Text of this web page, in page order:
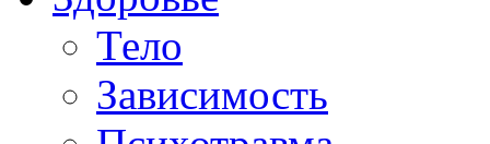
Тело
Зависимость